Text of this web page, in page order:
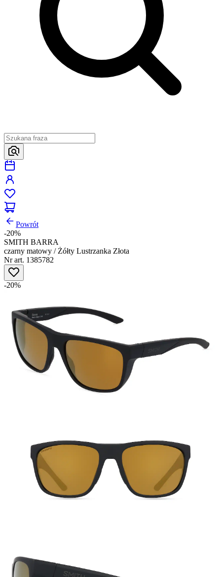
Powrót
-20%
SMITH BARRA
czarny matowy / Żółty Lustrzanka Złota
Nr art. 1385782
-20%